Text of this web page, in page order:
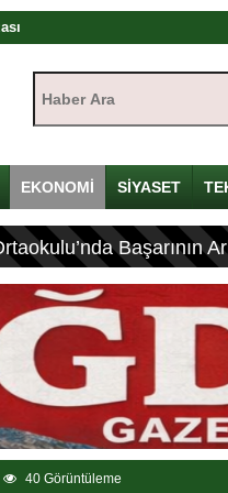
Iğdır’da başlıyor
Mirası
4 Yaralı
EKONOMİ SİYASET
Başarının
40 Görüntüleme